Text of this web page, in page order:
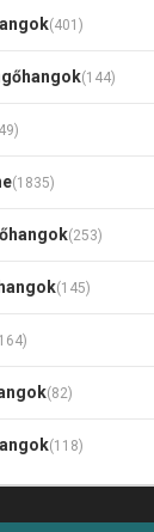
(401)
(144)
(1835)
(253)
(145)
(82)
(118)